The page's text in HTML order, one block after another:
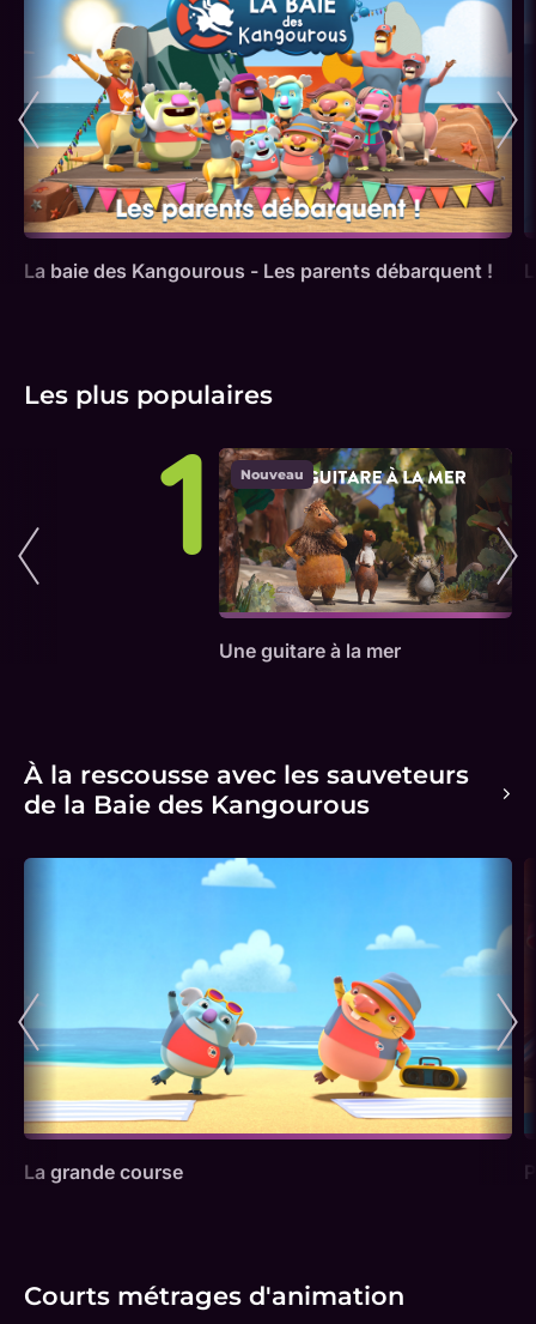
La baie des Kangourous - Les parents débarquent !
Les plus populaires
1 Nouveau
Une guitare à la mer
À la rescousse avec les sauveteurs
de la Baie des Kangourous
La grande course
Courts métrages d'animation